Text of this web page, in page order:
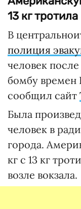
13 кг
В
полиция
человек
бомбу времен
сообщил сайт
Была
человек в
города.
кг с 13 кг
возле вокзала.